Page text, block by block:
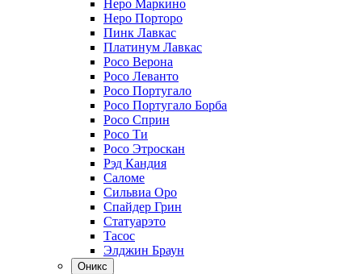
Неро Маркино
Неро Порторо
Пинк Лавкаc
Платинум Лавкас
Росо Верона
Росо Леванто
Росо Португало
Росо Португало Борба
Росо Сприн
Росо Ти
Росо Этроскан
Рэд Кандия
Саломе
Сильвиа Оро
Спайдер Грин
Статуарэто
Тасос
Элджин Браун
Оникс